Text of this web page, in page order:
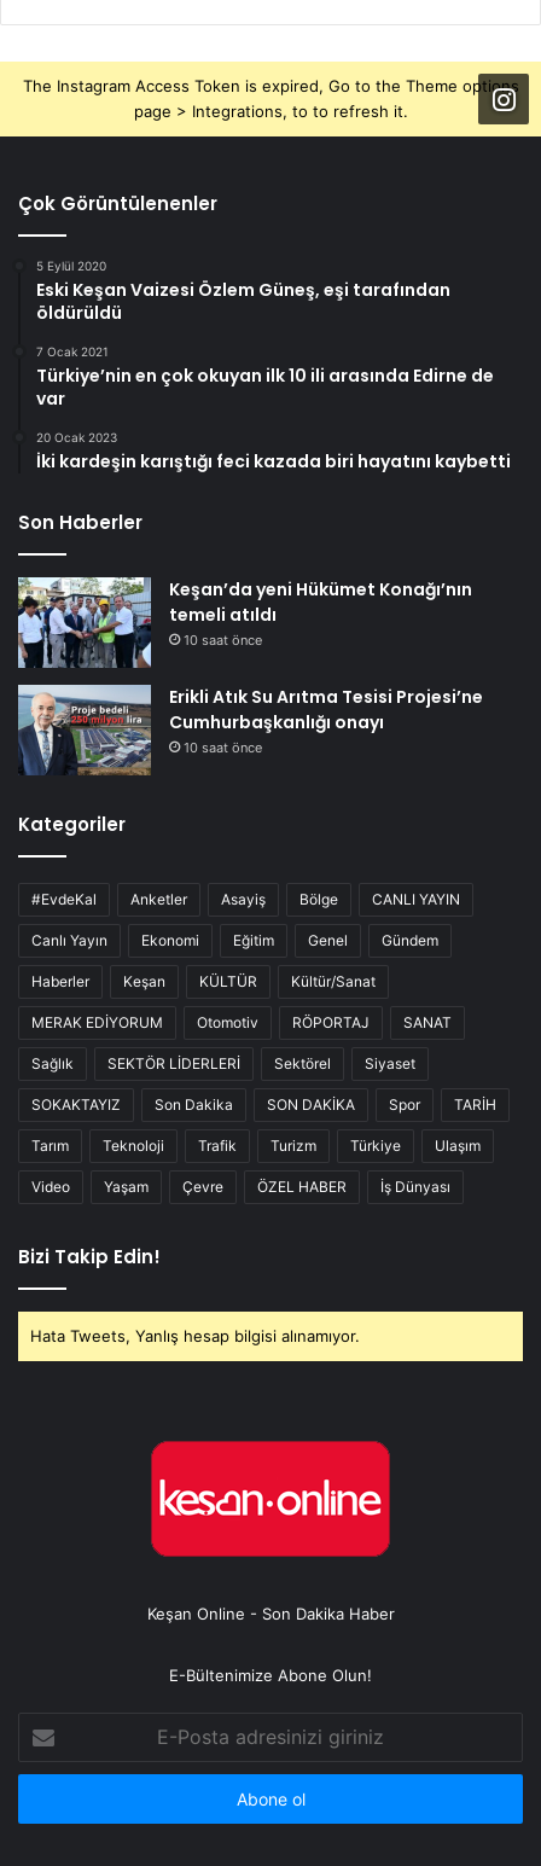
The Instagram Access Token is expired, Go to the Theme options
page > Integrations, to to refresh it.
Çok Görüntülenenler
5 Eylül 2020
Eski Keşan Vaizesi Özlem Güneş, eşi tarafından
öldürüldü
7 Ocak 2021
Türkiye’nin en çok okuyan ilk 10 ili arasında Edirne de
var
20 Ocak 2023
İki kardeşin karıştığı feci kazada biri hayatını kaybetti
Son Haberler
Keşan’da yeni Hükümet Konağı’nın
temeli atıldı
10 saat önce
Erikli Atık Su Arıtma Tesisi Projesi’ne
Cumhurbaşkanlığı onayı
10 saat önce
Kategoriler
#EvdeKal Anketler Asayiş Bölge CANLI YAYIN
Canlı Yayın Ekonomi Eğitim Genel Gündem
Haberler Keşan KÜLTÜR Kültür/Sanat
MERAK EDİYORUM Otomotiv RÖPORTAJ SANAT
Sağlık SEKTÖR LİDERLERİ Sektörel Siyaset
SOKAKTAYIZ Son Dakika SON DAKİKA Spor TARİH
Tarım Teknoloji Trafik Turizm Türkiye Ulaşım
Video Yaşam Çevre ÖZEL HABER İş Dünyası
Bizi Takip Edin!
Hata Tweets, Yanlış hesap bilgisi alınamıyor.
Keşan Online - Son Dakika Haber
E-Bültenimize Abone Olun!
Posta
adresinizi